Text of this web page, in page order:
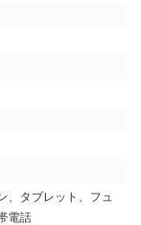
、タブレット、フュ
電話